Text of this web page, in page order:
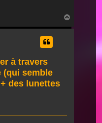
à travers
(qui semble
des lunettes